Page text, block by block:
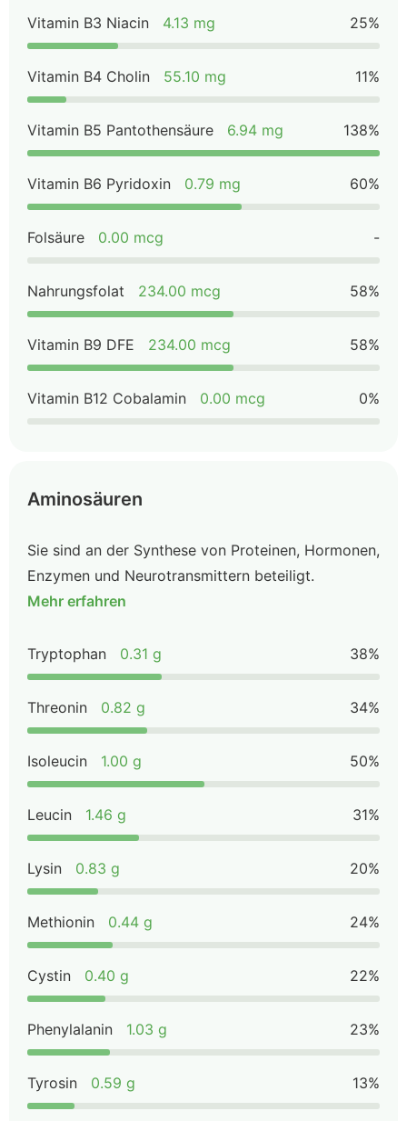
Vitamin B3 Niacin 4.13 mg 25%
Vitamin B4 Cholin 55.10 mg 11%
Vitamin B5 Pantothensäure 6.94 mg 138%
Vitamin B6 Pyridoxin 0.79 mg 60%
Folsäure 0.00 mcg -
Nahrungsfolat 234.00 mcg 58%
Vitamin B9 DFE 234.00 mcg 58%
Vitamin B12 Cobalamin 0.00 mcg 0%
Aminosäuren
Sie sind an der Synthese von Proteinen, Hormonen,
Enzymen und Neurotransmittern beteiligt.
Mehr erfahren
Tryptophan 0.31 g 38%
Threonin 0.82 g 34%
Isoleucin 1.00 g 50%
Leucin 1.46 g 31%
Lysin 0.83 g 20%
Methionin 0.44 g 24%
Cystin 0.40 g 22%
Phenylalanin 1.03 g 23%
Tyrosin 0.59 g 13%